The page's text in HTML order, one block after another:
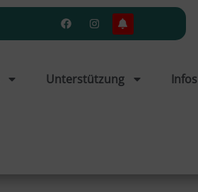
Unterstützung Infos